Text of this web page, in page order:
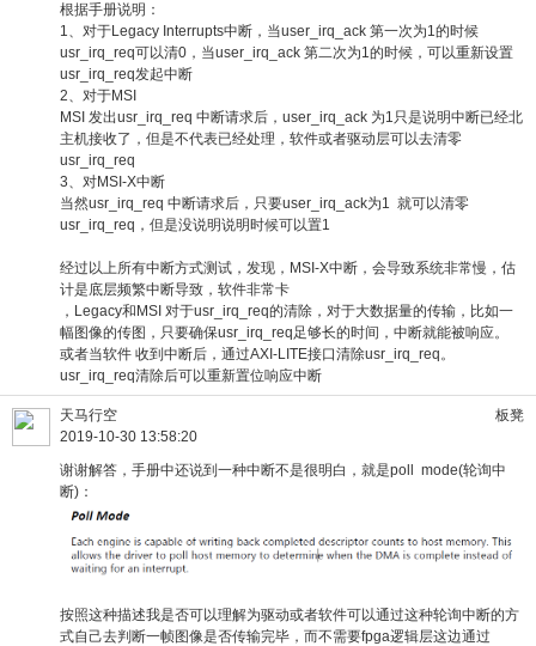
根据手册说明：
1、对于Legacy Interrupts中断，当user_irq_ack 第一次为1的时候
usr_irq_req可以清0，当user_irq_ack 第二次为1的时候，可以重新设置
usr_irq_req发起中断
2、对于MSI
MSI 发出usr_irq_req 中断请求后，user_irq_ack 为1只是说明中断已经北
主机接收了，但是不代表已经处理，软件或者驱动层可以去清零
usr_irq_req
3、对MSI-X中断
当然usr_irq_req 中断请求后，只要user_irq_ack为1 就可以清零
usr_irq_req，但是没说明说明时候可以置1
经过以上所有中断方式测试，发现，MSI-X中断，会导致系统非常慢，估
计是底层频繁中断导致，软件非常卡
，Legacy和MSI 对于usr_irq_req的清除，对于大数据量的传输，比如一
幅图像的传图，只要确保usr_irq_req足够长的时间，中断就能被响应。
或者当软件 收到中断后，通过AXI-LITE接口清除usr_irq_req。
usr_irq_req清除后可以重新置位响应中断
板凳
天马行空
2019-10-30 13:58:20
谢谢解答，手册中还说到一种中断不是很明白，就是poll mode(轮询中
断)：
按照这种描述我是否可以理解为驱动或者软件可以通过这种轮询中断的方
式自己去判断一帧图像是否传输完毕，而不需要fpga逻辑层这边通过